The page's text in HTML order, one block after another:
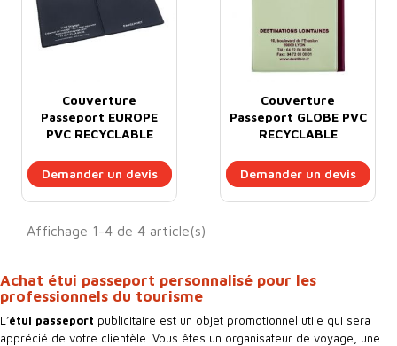
Couverture
Passeport EUROPE
PVC RECYCLABLE
Demander un devis
Couverture
Passeport GLOBE PVC
RECYCLABLE
Demander un devis
Affichage 1-4 de 4 article(s)
Achat étui passeport personnalisé pour les
professionnels du tourisme
L’étui passeport publicitaire est un objet promotionnel utile qui sera
apprécié de votre clientèle. Vous êtes un organisateur de voyage, une